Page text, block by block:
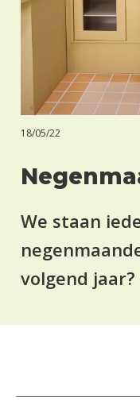
18/05/22
We staan
volgend jaar?